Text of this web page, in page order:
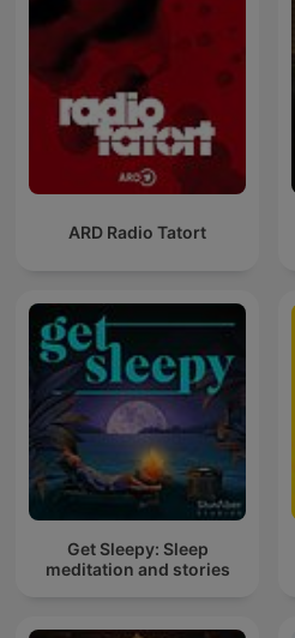
ARD Radio Tatort
Get Sleepy: Sleep
meditation and stories